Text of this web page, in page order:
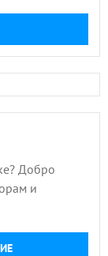
Добро
и